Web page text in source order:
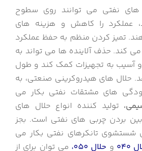
های نفتی می توانند روی سطوح
عملکرد را کاهش و هزینه های
تمیز کردن منظم به حفظ عملکرد
کند. حذف آلاینده ها می تواند به
و آسیب به تجهیزات کمک کند و طول
حلال های هیدروکرینی صنعتی، به
های مشتقات نفتی بکار می
تولید کننده انواع حلال های
بین بردن چربی های نفتی است. بجز
شستشوی تانکرهای نفتی بکار می
040 و حلال 050،
می توان برای از